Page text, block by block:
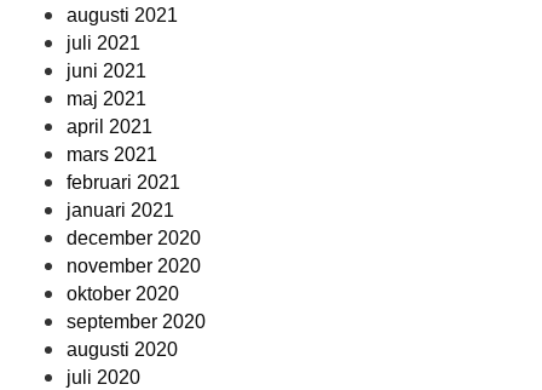
augusti 2021
juli 2021
juni 2021
maj 2021
april 2021
mars 2021
februari 2021
januari 2021
december 2020
november 2020
oktober 2020
september 2020
augusti 2020
juli 2020